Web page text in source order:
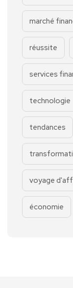
marché
réussite
services
technologie
tendances
voyage
économie